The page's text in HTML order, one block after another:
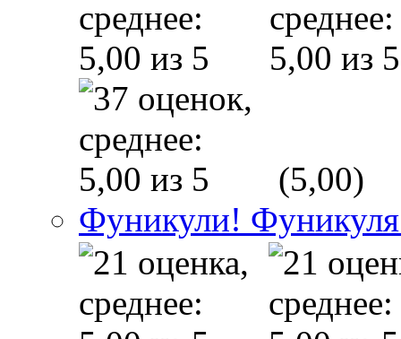
(5,00)
Фуникули!